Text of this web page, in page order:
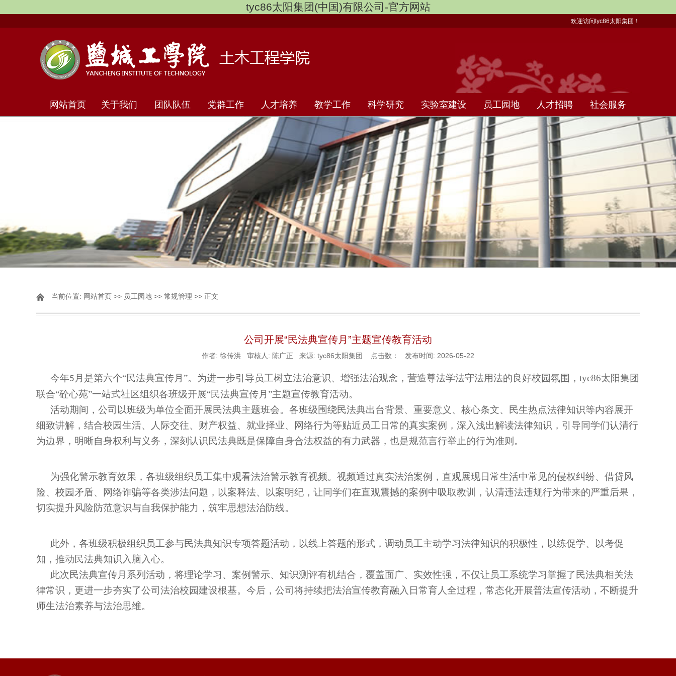
tyc86太阳集团(中国)有限公司-官方网站
欢迎访问tyc86太阳集团！
网站首页 关于我们 团队队伍 党群工作 人才培养 教学工作 科学研究 实验室建设 员工园地 人才招聘 社会服务
当前位置: 网站首页 >> 员工园地 >> 常规管理 >> 正文
公司开展“民法典宣传月”主题宣传教育活动
作者: 徐传洪 审核人: 陈广正 来源: tyc86太阳集团 点击数： 发布时间: 2026-05-22
今年5 月是第六个“民法典宣传月”。为进一步引导员工树立法治意识、增强法治观念，营造尊法学法守法用法的良好校园氛围，tyc86太阳集团
联合“砼心苑”一站式社区组织各班级开展“民法典宣传月”主题宣传教育活动。
活动期间，公司以班级为单位全面开展民法典主题班会。各班级围绕民法典出台背景、重要意义、核心条文、民生热点法律知识等内容展开
细致讲解，结合校园生活、人际交往、财产权益、就业择业、网络行为等贴近员工日常的真实案例，深入浅出解读法律知识，引导同学们认清行
为边界，明晰自身权利与义务，深刻认识民法典既是保障自身合法权益的有力武器，也是规范言行举止的行为准则。
为强化警示教育效果，各班级组织员工集中观看法治警示教育视频。视频通过真实法治案例，直观展现日常生活中常见的侵权纠纷、借贷风
险、校园矛盾、网络诈骗等各类涉法问题，以案释法、以案明纪，让同学们在直观震撼的案例中吸取教训，认清违法违规行为带来的严重后果，
切实提升风险防范意识与自我保护能力，筑牢思想法治防线。
此外，各班级积极组织员工参与民法典知识专项答题活动，以线上答题的形式，调动员工主动学习法律知识的积极性，以练促学、以考促
知，推动民法典知识入脑入心。
此次民法典宣传月系列活动，将理论学习、案例警示、知识测评有机结合，覆盖面广、实效性强，不仅让员工系统学习掌握了民法典相关法
律常识，更进一步夯实了公司法治校园建设根基。今后，公司将持续把法治宣传教育融入日常育人全过程，常态化开展普法宣传活动，不断提升
师生法治素养与法治思维。